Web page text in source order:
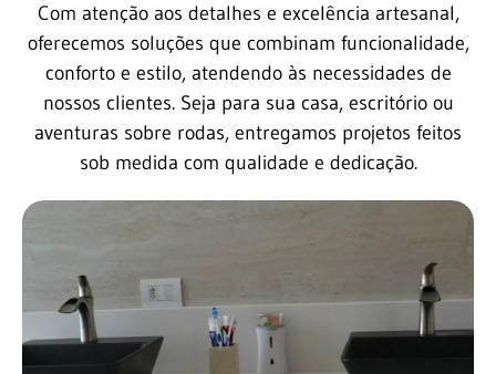
Com atenção aos detalhes e excelência artesanal,
oferecemos soluções que combinam funcionalidade,
conforto e estilo, atendendo às necessidades de
nossos clientes. Seja para sua casa, escritório ou
aventuras sobre rodas, entregamos projetos feitos
sob medida com qualidade e dedicação.